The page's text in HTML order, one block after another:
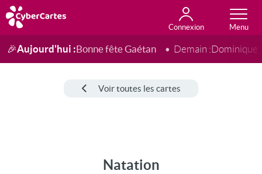
Connexion
Anniversaire
Fête du jour
Amour
Amitié
Merci
Toutes les cartes
🎉Aujourd'hui :Bonne fête Gaétan Demain :Dominique
Voir toutes les cartes
Natation